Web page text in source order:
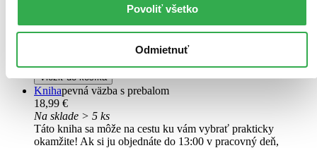
Povoliť všetko
Odmietnuť
Máte čítačku, tablet alebo mobil? Stiahnite si do nich e-knihu:
informácii o e-kniháchnájdete tu.
Vložiť do košíka
Knihapevná väzba s prebalom
18,99 €
Na sklade > 5 ks
Táto kniha sa môže na cestu ku vám vybrať prakticky
okamžite! Ak si ju objednáte do 13:00 v pracovný deň,